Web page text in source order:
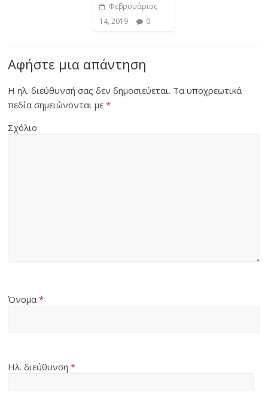
Φεβρουάριος
14, 2019
0
Αφήστε μια απάντηση
Η ηλ. διεύθυνσή σας δεν δημοσιεύεται. Τα υποχρεωτικά
πεδία σημειώνονται με*
Σχόλιο
Όνομα*
Ηλ. διεύθυνση*